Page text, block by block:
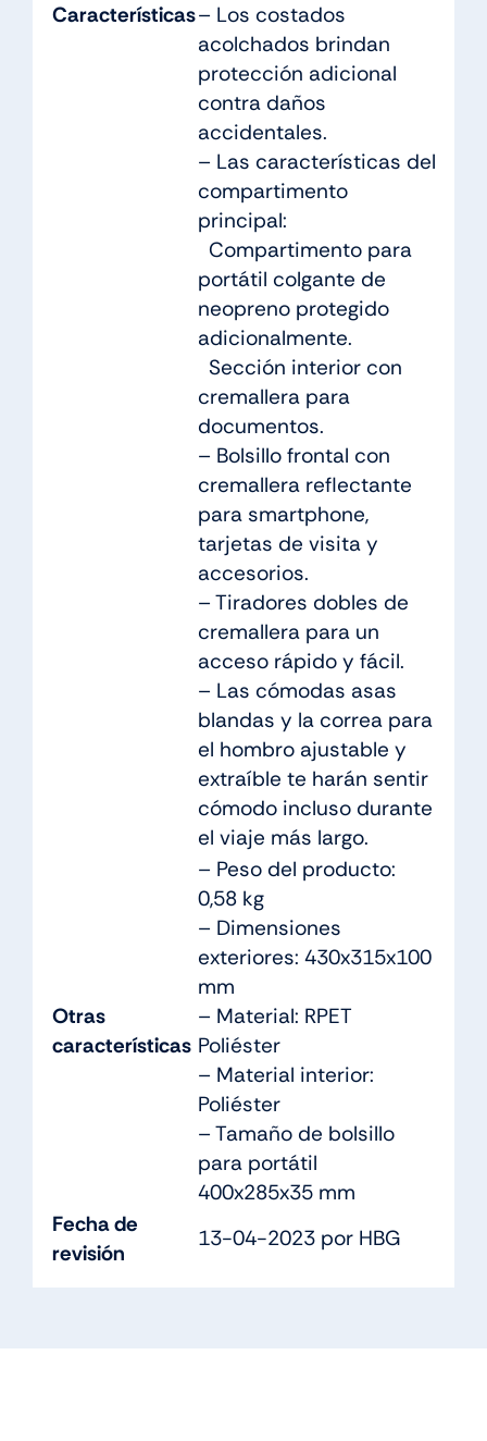
Características– Los costados
acolchados brindan
protección adicional
contra daños
accidentales.
– Las características del
compartimento
principal:
Compartimento para
portátil colgante de
neopreno protegido
adicionalmente.
Sección interior con
cremallera para
documentos.
– Bolsillo frontal con
cremallera reflectante
para smartphone,
tarjetas de visita y
accesorios.
– Tiradores dobles de
cremallera para un
acceso rápido y fácil.
– Las cómodas asas
blandas y la correa para
el hombro ajustable y
extraíble te harán sentir
cómodo incluso durante
el viaje más largo.
Otras
características
– Peso del producto:
0,58 kg
– Dimensiones
exteriores: 430x315x100
mm
– Material: RPET
Poliéster
– Material interior:
Poliéster
– Tamaño de bolsillo
para portátil
400x285x35 mm
Fecha de
revisión
13-04-2023 por HBG